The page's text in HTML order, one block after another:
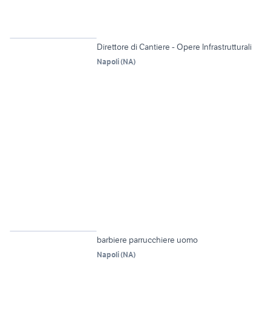
Direttore di Cantiere - Opere Infrastrutturali
Napoli(NA)
barbiere parrucchiere uomo
Napoli(NA)